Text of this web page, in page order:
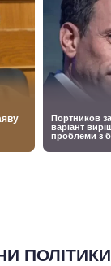
ПОЛІТИКИ